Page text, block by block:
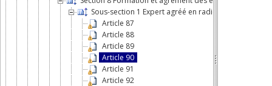
Sous-section 1 Expert agréé en radiophysique
Article 87
Article 88
Article 89
Article 90
Article 91
Article 92